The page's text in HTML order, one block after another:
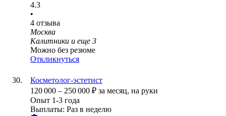
4.3
•
4 отзыва
Москва
Калитники и еще 3
Можно без резюме
Откликнуться
Косметолог-эстетист
120 000 – 250 000 ₽ за месяц, на руки
Опыт 1-3 года
Выплаты: Раз в неделю